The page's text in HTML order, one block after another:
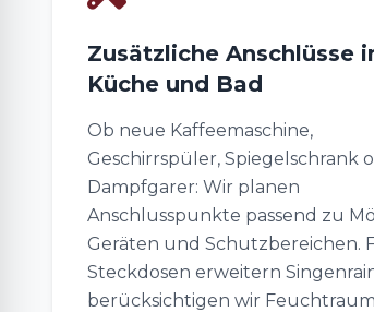
Zusätzliche Anschlüsse
Küche und Bad
Ob neue Kaffeemaschine,
Geschirrspüler, Spiegelschrank
Dampfgarer: Wir planen
Anschlusspunkte passend zu
Geräten und Schutzbereichen.
Steckdosen erweitern
berücksichtigen wir